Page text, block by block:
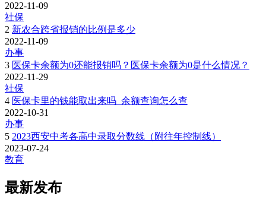
2022-11-09
社保
2 新农合跨省报销的比例是多少
2022-11-09
办事
3 医保卡余额为0还能报销吗？医保卡余额为0是什么情况？
2022-11-29
社保
4 医保卡里的钱能取出来吗_余额查询怎么查
2022-10-31
办事
5 2023西安中考各高中录取分数线（附往年控制线）
2023-07-24
教育
最新发布